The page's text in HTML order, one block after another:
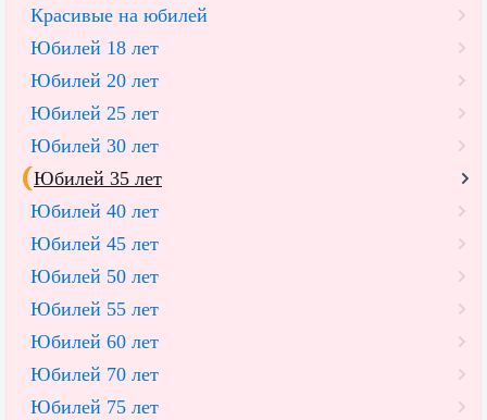
Красивые на юбилей
Юбилей 18 лет
Юбилей 20 лет
Юбилей 25 лет
Юбилей 30 лет
Юбилей 35 лет
Юбилей 40 лет
Юбилей 45 лет
Юбилей 50 лет
Юбилей 55 лет
Юбилей 60 лет
Юбилей 70 лет
Юбилей 75 лет